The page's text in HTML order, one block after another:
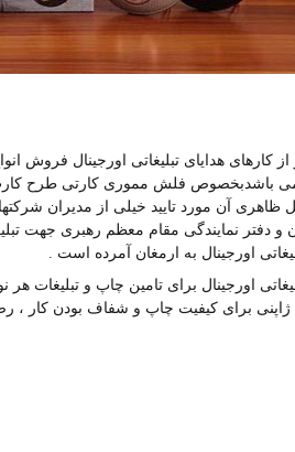
کارهای هدایای تبلیغاتی اورجینال فروش
می باشدبخصوص فلش مموری کارتی طرح
ظاهری آن مورد تایید خیلی از مدیران
و دفتر نمایندگی مقام معظم رهبری جهت
اورجینال به ارمغان آمرده است .
اورجینال برای تامین چاپ و تبلیغات
برای کیفیت چاپ و شفاف بودن کار ،